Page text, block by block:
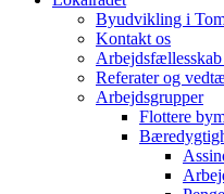
Byudvikling i
Kontakt os
Referater og
Arbejdsgrupper
Flottere